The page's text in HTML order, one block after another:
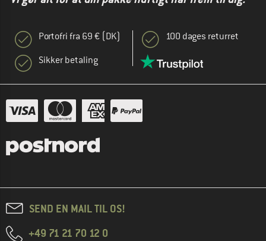
Portofri fra 69 € (DK)
Sikker betaling
100 dages returret
SEND EN MAIL TIL OS!
+49 71 21 70 12 0